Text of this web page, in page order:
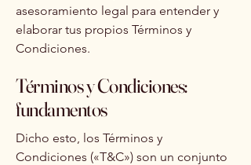
asesoramiento legal para entender y
elaborar tus propios Términos y
Condiciones.
Términos y Condiciones:
fundamentos
Dicho esto, los Términos y
Condiciones («T&C») son un conjunto